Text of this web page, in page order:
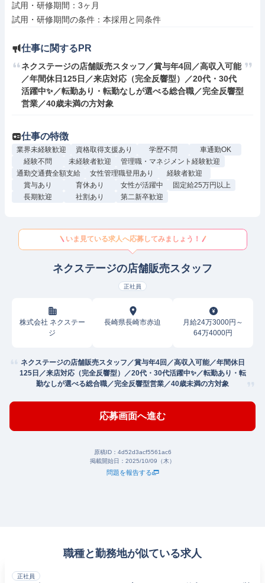
試用・研修期間：3ヶ月
試用・研修期間の条件：本採用と同条件
仕事に関するPR
ネクステージの店舗販売スタッフ／賞与年4回／高収入可能
／年間休日125日／来店対応（完全反響型）／20代・30代
活躍中✨／転勤あり・転勤なしが選べる総合職／完全反響型
営業／40歳未満の方対象
仕事の特徴
業界未経験歓迎 資格取得支援あり 学歴不問
車通勤OK
経験不問
未経験者歓迎
管理職・マネジメント経験歓迎
通勤交通費全額支給
女性管理職登用あり
経験者歓迎
賞与あり
育休あり 女性が活躍中
固定給25万円以上
長期歓迎
社割あり 第二新卒歓迎
いま見ている求人へ応募してみましょう！
ネクステージの店舗販売スタッフ
正社員
株式会社 ネクステー
ジ
長崎県長崎市赤迫
月給24万3000円～
64万4000円
ネクステージの店舗販売スタッフ／賞与年4回／高収入可能／年間休日
125日／来店対応（完全反響型）／20代・30代活躍中✨／転勤あり・転
勤なしが選べる総合職／完全反響型営業／40歳未満の方対象
応募画面へ進む
原稿ID： 4d52d3acf5561ac6
掲載開始日： 2025/10/09（木）
問題を報告する
職種と勤務地が似ている求人
正社員